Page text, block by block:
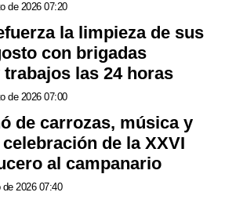
de 2026 07:20
la limpieza de sus
con brigadas
las 24 horas
de 2026 07:00
de carrozas, música y
de la XXVI
al campanario
2026 07:40